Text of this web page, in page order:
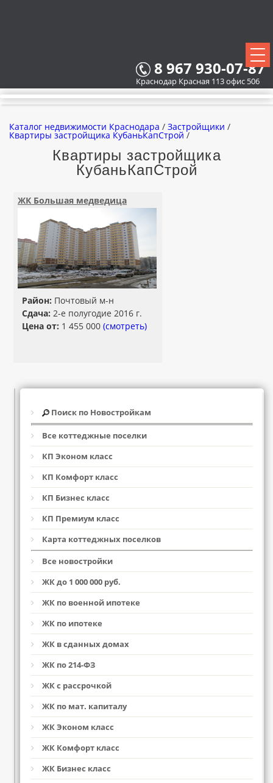
8 967 930-07-87
Краснодар Красная 113 офис 506
ВСЕ НОВОСТРОЙКИ
КАРТА НОВОСТРОЕК
ЗАСТРОЙЩИКИ
ВСЕ КОТТЕДЖНЫЕ ПОСЕЛКИ
Каталог недвижимости Краснодара / Застройщики /
Квартиры застройщика КубаньКапСтрой /
Квартиры застройщика
КубаньКапСтрой
ЖК Большая медведица
Район: Почтовый м-н
Сдача: 2-е полугодие 2016 г.
Цена от: 1 455 000 (смотреть)
Поиск по Новостройкам
Все коттеджные поселки
КП Эконом класс
КП Комфорт класс
КП Бизнес класс
КП Премиум класс
Карта коттеджных поселков
Все новостройки
ЖК до 1 000 000 руб.
ЖК по военной ипотеке
ЖК по ипотеке
ЖК в сданных домах
ЖК по 214-ФЗ
ЖК с рассрочкой
ЖК по мат. капиталу
ЖК Эконом класс
ЖК Комфорт класс
ЖК Бизнес класс